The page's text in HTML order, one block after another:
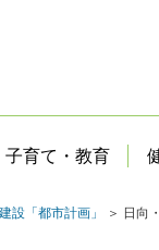
子育て・教育
設「都市計画」 ＞ 日向